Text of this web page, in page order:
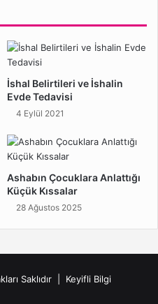
İshal Belirtileri ve İshalin
Evde Tedavisi
4 Eylül 2021
Ashabın Çocuklara Anlattığı
Küçük Kıssalar
28 Ağustos 2025
Saklıdır | Keyifli Bilgi